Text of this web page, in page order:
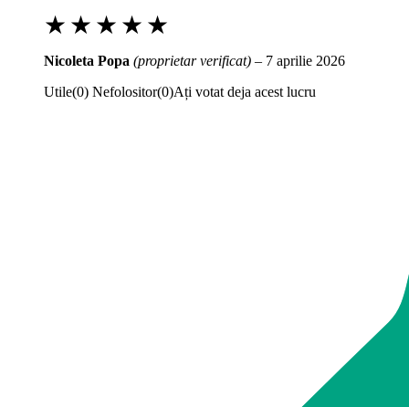
★ ★ ★ ★ ★
Nicoleta Popa (proprietar verificat) – 7 aprilie 2026
Utile(0) Nefolositor(0)Ați votat deja acest lucru